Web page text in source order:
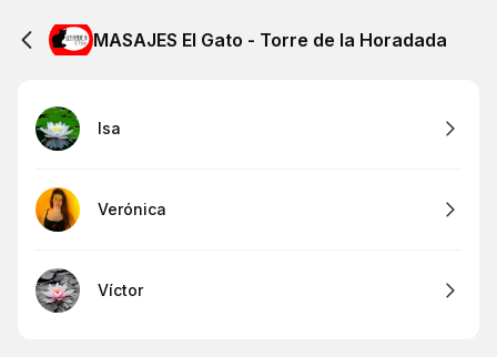
MASAJES El Gato - Torre de la Horadada
Isa
Verónica
Víctor